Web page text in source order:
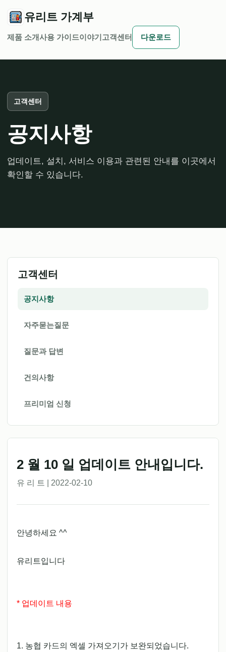
유리트 가계부
제품 소개사용 가이드이야기 고객센터 다운로드
고객센터
공지사항
업데이트, 설치, 서비스 이용과 관련된 안내를 이곳에서
확인할 수 있습니다.
고객센터
공지사항
자주묻는질문
질문과 답변
건의사항
프리미엄 신청
2 월 10 일 업데이트 안내입니다.
유 리 트 | 2022-02-10
안녕하세요 ^^
유리트입니다
* 업데이트 내용
1. 농협 카드의 엑셀 가져오기가 보완되었습니다.